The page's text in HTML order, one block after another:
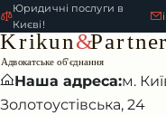
Юридичні послуги в
Києві!
Наша адреса:м.
Золотоустівська, 24